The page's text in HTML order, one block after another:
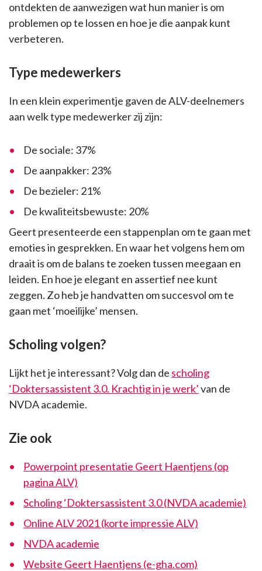
ontdekten de aanwezigen wat hun manier is om
problemen op te lossen en hoe je die aanpak kunt
verbeteren.
Type medewerkers
In een klein experimentje gaven de ALV-deelnemers
aan welk type medewerker zij zijn:
De sociale: 37%
De aanpakker: 23%
De bezieler: 21%
De kwaliteitsbewuste: 20%
Geert presenteerde een stappenplan om te gaan met
emoties in gesprekken. En waar het volgens hem om
draait is om de balans te zoeken tussen meegaan en
leiden. En hoe je elegant en assertief nee kunt
zeggen. Zo heb je handvatten om succesvol om te
gaan met ‘moeilijke’ mensen.
Scholing volgen?
Lijkt het je interessant? Volg dan de scholing
‘Doktersassistent 3.0. Krachtig in je werk’van de
NVDA academie.
Zie ook
Powerpoint presentatie Geert Haentjens (op
pagina ALV)
Scholing ‘Doktersassistent 3.0 (NVDA academie)
Online ALV 2021 (korte impressie ALV)
NVDA academie
Website Geert Haentjens (e-gha.com)